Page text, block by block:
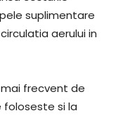
suplimentare
aerului in
frecvent de
foloseste si la